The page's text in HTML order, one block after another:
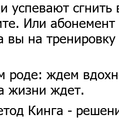
успевают сгнить
Или
вы на тренировку
роде: ждем
жизни ждет.
Кинга -